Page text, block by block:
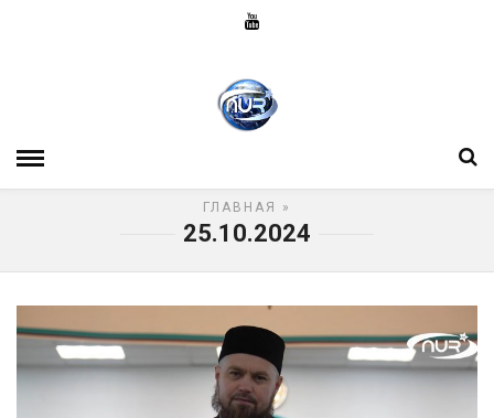
ГЛАВНАЯ »
25.10.2024